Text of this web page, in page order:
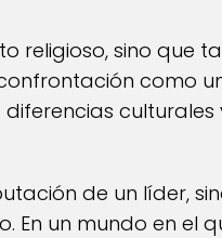
religioso, sino que
como
culturales
de un líder,
un mundo en el